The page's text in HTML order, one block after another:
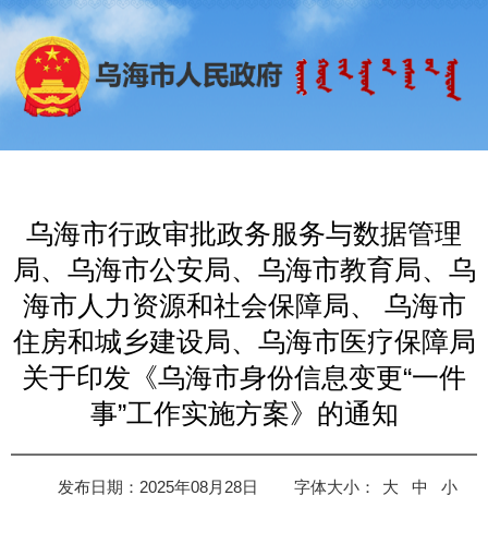
乌海市行政审批政务服务与数据管理
局、乌海市公安局、乌海市教育局、乌
海市人力资源和社会保障局、 乌海市
住房和城乡建设局、乌海市医疗保障局
关于印发《乌海市身份信息变更“一件
事”工作实施方案》的通知
发布日期：2025年08月28日 字体大小： 大 中 小